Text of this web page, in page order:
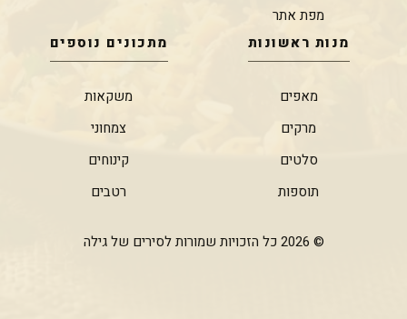
מפת אתר
מנות ראשונות
מאפים
מרקים
סלטים
תוספות
מתכונים נוספים
משקאות
צמחוני
קינוחים
רטבים
© 2026 כל הזכויות שמורות לסירים של גילה